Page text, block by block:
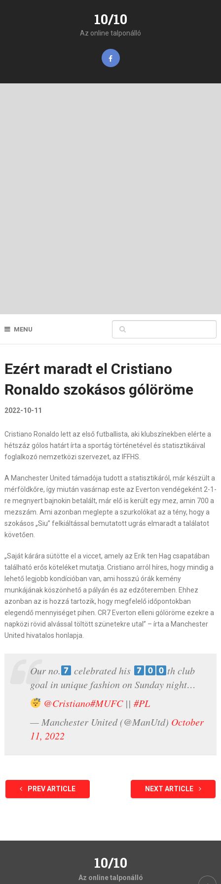
10/10
Az online talponálló
MENU
Ezért maradt el Cristiano
Ronaldo szokásos gólöröme
2022-10-11
Cristiano Ronaldo lett az első futballista, aki klubszínekben elérte a
hétszáz gólos határt írta a sportág történetével és statisztikáival
foglalkozó nemzetközi szervezet, az IFFHS.
A Manchester United támadója tudott a statisztikáról, már készült a
mérföldkőre, így miután vasárnap este az Everton vendégeként 2-1-
re megnyert bajnokin betalált, már elő is került egy mez, amin 700 a
mezszám. Ami azonban meglepte a szurkolókat az a tény, hogy a
szokásos „Siu” felkiáltással bemutatott ugrás elmaradt a találatot
követően.
„Saját kárára sütötte el a viccet, amely az Erik ten Hag csapatában
található erős köteléket mutatja. Cristiano arról híres, hogy mindig a
lehető legjobb kondícióban van, ami hosszú órák kemény
munkájának köszönhető a pályán és az edzőteremben. Ehhez
azonban az is hozzá tartozik, hogy megfelelő időpontokban
elegendő mennyiséget pihen. CR7 Everton elleni gólöröme ezekre a
napközi rövid alvással töltött szünetekre utal” – írta a Manchester
United hivatalos honlapja.
Our no. celebrated his
th club
goal in unique fashion on Sunday night…
@Cristiano#MUFC||#PL
— Manchester United (@ManUtd) October
11, 2022
PREV ARTICLE NEXT ARTICLE
10/10
Az online talponálló